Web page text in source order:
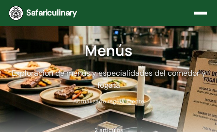
Saltar al contenido
Safariculinary
Menús
Exploración de menús y especialidades del comedor y
fogata
Actualizado regularmente
2 artículos